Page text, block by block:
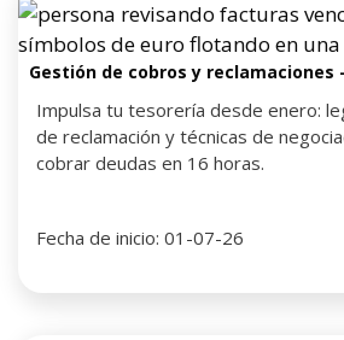
Gestión de cobros y reclamaciones
Impulsa tu tesorería desde enero:
de reclamación y técnicas de
cobrar deudas en 16 horas.
Fecha de inicio: 01-07-26